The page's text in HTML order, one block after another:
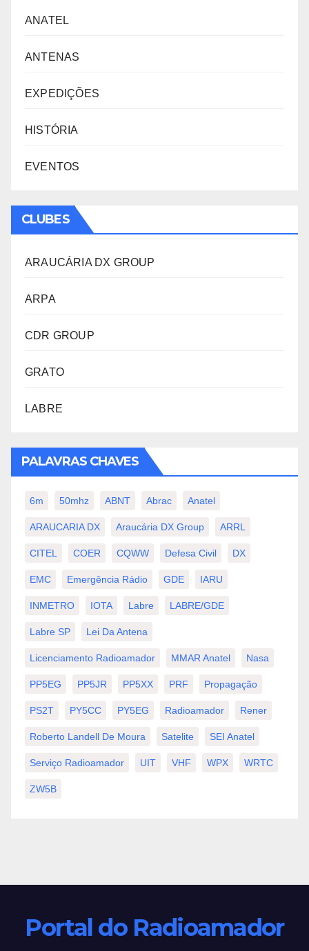
ANATEL
ANTENAS
EXPEDIÇÕES
HISTÓRIA
EVENTOS
CLUBES
ARAUCÁRIA DX GROUP
ARPA
CDR GROUP
GRATO
LABRE
PALAVRAS CHAVES
6m 50mhz ABNT Abrac Anatel
ARAUCARIA DX Araucária DX Group ARRL
CITEL COER CQWW Defesa Civil DX
EMC Emergência Rádio GDE IARU
INMETRO IOTA Labre LABRE/GDE
Labre SP Lei Da Antena
Licenciamento Radioamador MMAR Anatel Nasa
PP5EG PP5JR PP5XX PRF Propagação
PS2T PY5CC PY5EG Radioamador Rener
Roberto Landell De Moura Satelite SEI Anatel
Serviço Radioamador UIT VHF WPX WRTC
ZW5B
Portal do Radioamador